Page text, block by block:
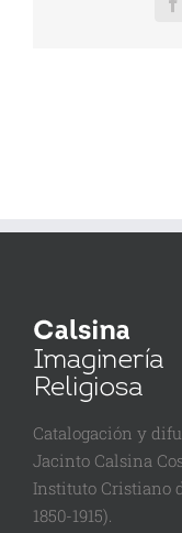
Catalogación y
Jacinto Calsina
Instituto Cristiano
1850-1915).